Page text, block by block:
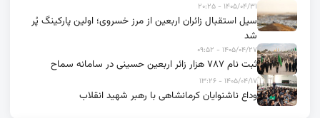
۱۴۰۵/۰۴/۳۱ - ۲۰:۲۵
سیل استقبال زائران اربعین از مرز خسروی؛ اولین پارکینگ پُر
شد
۱۴۰۵/۰۴/۲۷ - ۰۹:۵۲
ثبت نام ۷۸۷ هزار زائر اربعین حسینی در سامانه سماح
۱۴۰۵/۰۴/۱۷ - ۱۳:۲۶
وداع ناشنوایان کرمانشاهی با رهبر شهید انقلاب